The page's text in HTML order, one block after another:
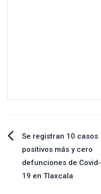
Navegación
de
entradas
Se registran 10 casos
positivos más y cero
defunciones de Covid-
19 en Tlaxcala